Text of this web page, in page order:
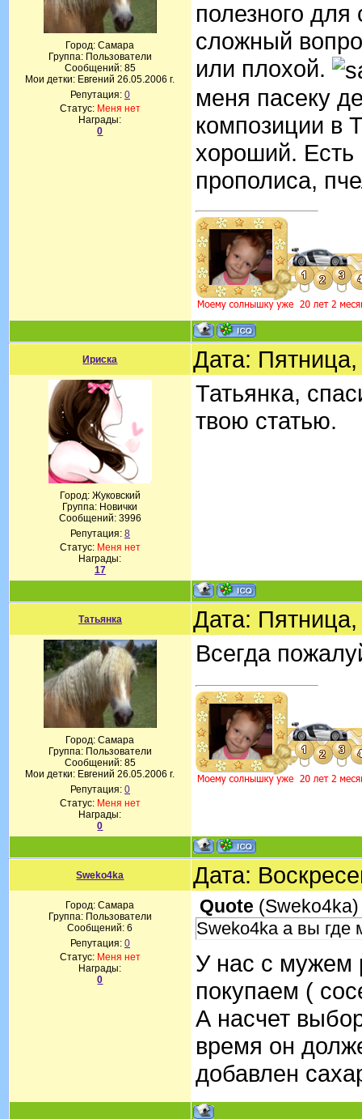
Город: Самара
Группа: Пользователи
Сообщений: 85
Мои детки: Евгений 26.05.2006 г.
Репутация: 0
Статус: Меня нет
Награды:
0
полезного
сложный
или плохой.
меня пасеку
композиции в
хороший. Есть
прополиса,
Ириска Дата:
Город: Жуковский
Группа: Новички
Сообщений: 3996
Репутация: 8
Статус: Меня нет
Награды:
17
Татьянка,
твою статью.
Татьянка Дата:
Город: Самара
Группа: Пользователи
Сообщений: 85
Мои детки: Евгений 26.05.2006 г.
Репутация: 0
Статус: Меня нет
Награды:
0
Всегда
Sweko4ka Дата:
Город: Самара
Группа: Пользователи
Сообщений:6
Репутация: 0
Статус: Меня нет
Награды:
0
Quote (Sweko4ka)
Sweko4ka а вы где
У нас с мужем
покупаем (
А насчет
время он
добавлен